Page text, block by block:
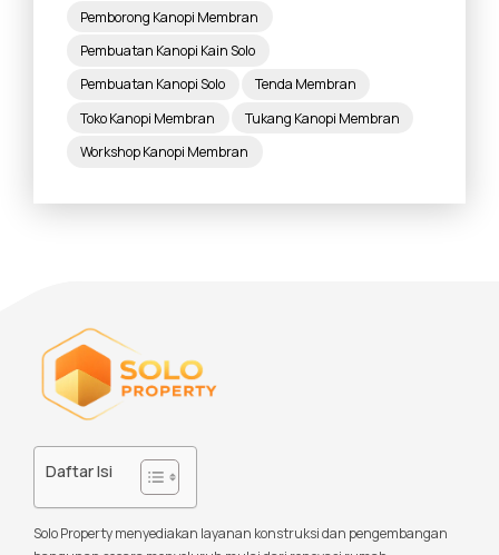
Pemborong Kanopi Membran
Pembuatan Kanopi Kain Solo
Pembuatan Kanopi Solo
Tenda Membran
Toko Kanopi Membran
Tukang Kanopi Membran
Workshop Kanopi Membran
Daftar Isi
Solo Property menyediakan layanan konstruksi dan pengembangan